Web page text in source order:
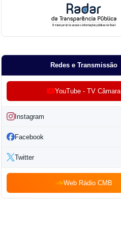
Redes e Transmissão
YouTube - TV Câmara
Instagram
Facebook
Twitter
Web Rádio CMB